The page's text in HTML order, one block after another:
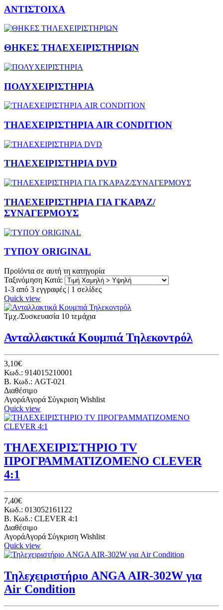
ΑΝΤΙΣΤΟΙΧΑ
ΘΗΚΕΣ ΤΗΛΕΧΕΙΡΙΣΤΗΡΙΩΝ
ΠΟΛΥΧΕΙΡΙΣΤΗΡΙΑ
ΤΗΛΕΧΕΙΡΙΣΤΗΡΙΑ AIR CONDITION
ΤΗΛΕΧΕΙΡΙΣΤΗΡΙΑ DVD
ΤΗΛΕΧΕΙΡΙΣΤΗΡΙΑ ΓΙΑ ΓΚΑΡΑΖ/
ΣΥΝΑΓΕΡΜΟΥΣ
ΤΥΠΟΥ ORIGINAL
Προϊόντα σε αυτή τη κατηγορία
Ταξινόμηση Κατά:
1-3 από 3 εγγραφές | 1 σελίδες
Quick view
Τμχ./Συσκευασία 10 τεμάχια
Ανταλλακτικά Κουμπιά Τηλεκοντρόλ
3,10€
Κωδ.: 914015210001
B. Κωδ.: AGT-021
Διαθέσιμο
ΑγοράΑγορά Σύγκριση Wishlist
Quick view
ΤΗΛΕΧΕΙΡΙΣΤΗΡΙΟ TV
ΠΡΟΓΡΑΜΜΑΤΙΖΟΜΕΝΟ CLEVER
4:1
7,40€
Κωδ.: 013052161122
B. Κωδ.: CLEVER 4:1
Διαθέσιμο
ΑγοράΑγορά Σύγκριση Wishlist
Quick view
Τηλεχειριστήριο ANGA AIR-302W για
Air Condition